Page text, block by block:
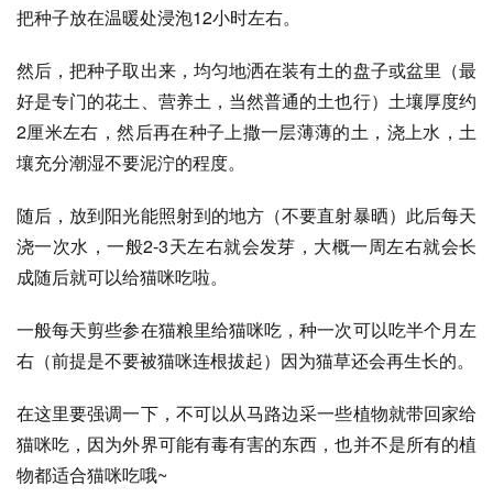
把种子放在温暖处浸泡12小时左右。
然后，把种子取出来，均匀地洒在装有土的盘子或盆里（最
好是专门的花土、营养土，当然普通的土也行）土壤厚度约
2厘米左右，然后再在种子上撒一层薄薄的土，浇上水，土
壤充分潮湿不要泥泞的程度。
随后，放到阳光能照射到的地方（不要直射暴晒）此后每天
浇一次水，一般2-3天左右就会发芽，大概一周左右就会长
成随后就可以给猫咪吃啦。
一般每天剪些参在猫粮里给猫咪吃，种一次可以吃半个月左
右（前提是不要被猫咪连根拔起）因为猫草还会再生长的。
在这里要强调一下，不可以从马路边采一些植物就带回家给
猫咪吃，因为外界可能有毒有害的东西，也并不是所有的植
物都适合猫咪吃哦~